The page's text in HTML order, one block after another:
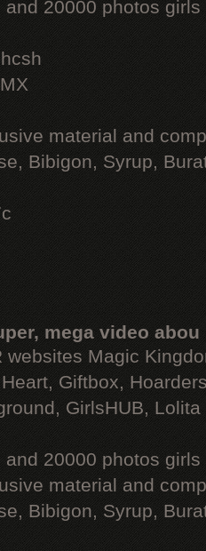
20000 photos
material and
Bibigon, Syrup,
mega video abou
websites Magic
Giftbox,
GirlsHUB, Lolita
20000 photos
material and
Bibigon, Syrup,